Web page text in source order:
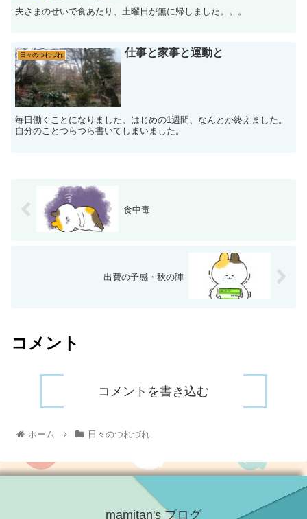
夫さまのせいで食あたり、土曜日が無に帰しました。。。
日々のつれづれ 仕事と家事と運動と
毎日働くことになりました。はじめの1週間、なんとか終えました。
自分のことつらつら書いてしまいました。
食中毒
出費の予感・秋の陣
コメント
コメントを書き込む
ホーム 日々のつれづれ
mamitan's ブログ